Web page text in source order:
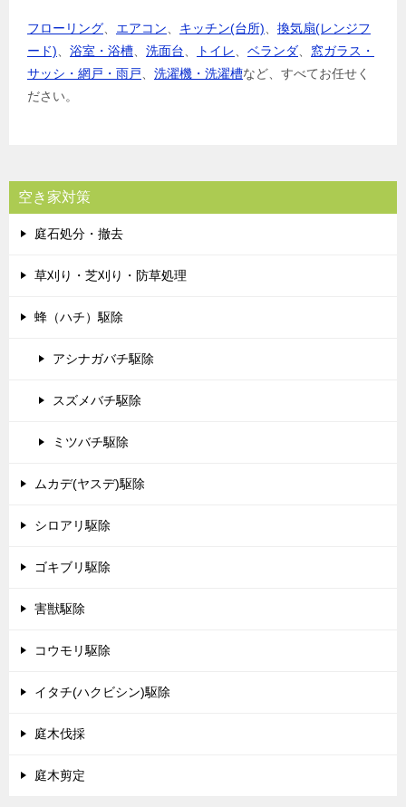
フローリング エアコン キッチン(台所)
換気扇(レンジフ
ード)
浴室・浴槽 洗面台 トイレ ベランダ
窓ガラス・
サッシ・網戸・雨戸
洗濯機・洗濯槽など、すべてお任せく
ださい。
空き家対策
庭石処分・撤去
草刈り・芝刈り・防草処理
蜂（ハチ）駆除
アシナガバチ駆除
スズメバチ駆除
ミツバチ駆除
ムカデ(ヤスデ)駆除
シロアリ駆除
ゴキブリ駆除
害獣駆除
コウモリ駆除
イタチ(ハクビシン)駆除
庭木伐採
庭木剪定